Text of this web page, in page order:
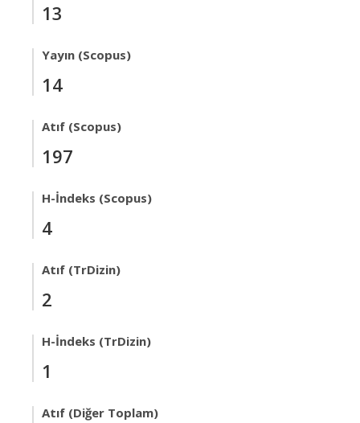
13
Yayın (Scopus)
14
Atıf (Scopus)
197
H-İndeks (Scopus)
4
Atıf (TrDizin)
2
H-İndeks (TrDizin)
1
Atıf (Diğer Toplam)